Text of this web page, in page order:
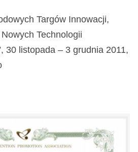
Targów Innowacji,
Technologii
30 listopada – 3 grudnia 2011,